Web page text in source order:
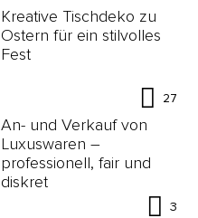
Kreative Tischdeko zu
Ostern für ein stilvolles
Fest
27
An- und Verkauf von
Luxuswaren –
professionell, fair und
diskret
3